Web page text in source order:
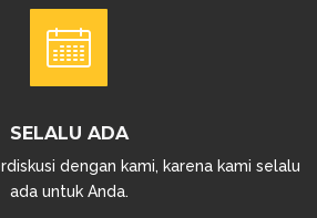
SELALU ADA
dengan kami, karena kami selalu
ada untuk Anda.